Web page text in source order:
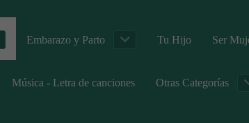
Embarazo y Parto Tu Hijo Ser
Música - Letra de canciones Otras Categorías